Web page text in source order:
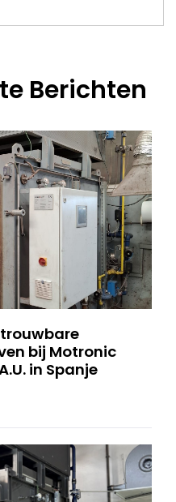
Berichten
bij Motronic
in Spanje